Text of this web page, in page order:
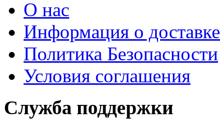
О нас
Информация о доставке
Политика Безопасности
Условия соглашения
Служба поддержки